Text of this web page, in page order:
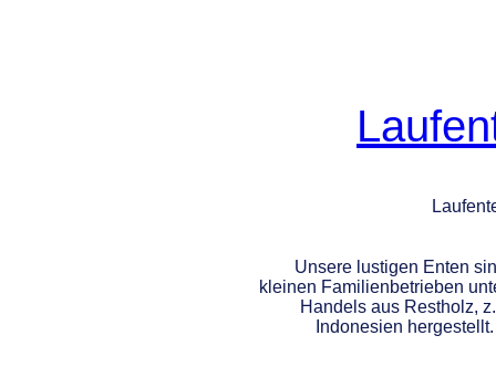
Unsere lustigen Enten
kleinen Familienbetrieben
Handels aus Restholz,
Indonesien